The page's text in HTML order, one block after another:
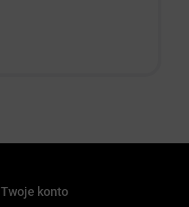
Twoje konto